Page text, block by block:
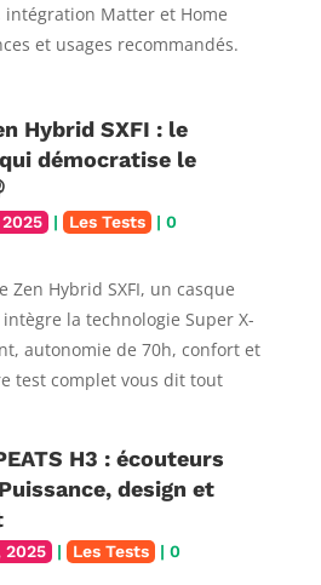
Matter et Home
et usages recommandés.
Hybrid SXFI : le
démocratise le
2025 | Les Tests | 0
Zen Hybrid SXFI, un casque
la technologie Super X-
autonomie de 70h, confort et
test complet vous dit tout
H3 : écouteurs
design et
2025 | Les Tests | 0